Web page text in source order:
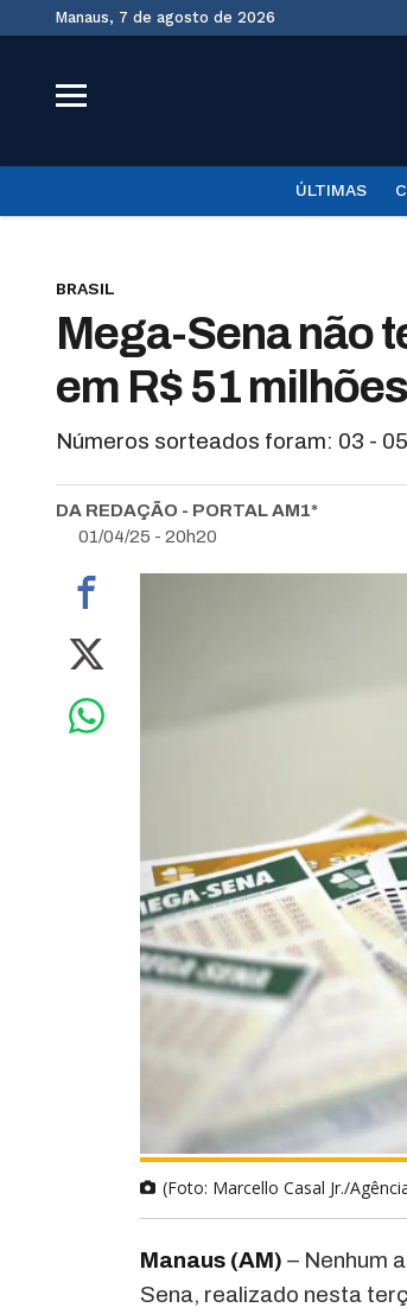
Manaus, 7 de agosto de 2026
ÚLTIMAS
BRASIL
Mega-Sena não
em R$ 51 milhões
Números sorteados foram: 03 -
DA REDAÇÃO - PORTAL AM1*
01/04/25 - 20h20
(Foto: Marcello Casal Jr./
Manaus (AM) – Nenhum
Sena, realizado nesta